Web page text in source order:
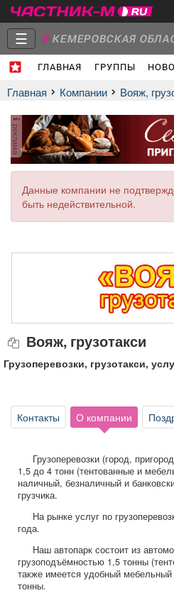
☰ КЕМЕРОВСКАЯ
ГЛАВНАЯ ГРУППЫ
Главная
Группы
Объявления
Афиша Обучение
Товары
ТВ программа Я -
Главная Компании Вояж,
реклама
Данные компании не
быть недействительной.
Вояж, грузотакси
Грузоперевозки, грузотакси,
Контакты О компании
Грузоперевозки (город,
1,5 до 4 тонн (тентованные и
наличный, безналичный и
грузчика.
На рынке услуг по
года.
Наш автопарк состоит из
грузоподъёмностью 1,5 тонны
также имеется удобный
тонны.